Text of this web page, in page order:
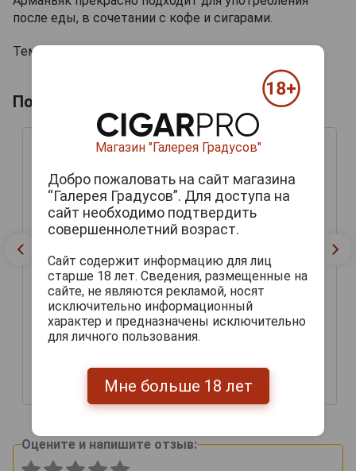
после еды, в сочетании с кофе и сигарами.
Температура подачи 25°С.
Похожие арманьяки
Armagnac Vintage Bas
Armagnac Dartigalongue
1964 years Арманьяк
Винтаж Ба Арманьяк
Дартигалон 1964 года
упаковке
53 016 руб.
Armagnac Vintage Bas
Armagnac Dartigalongue
1964 years Арманьяк
упаковке
74 550 руб.
Оцените и напишите отзыв:
Магазин "Галерея Градусов"
Добро пожаловать на сайт магазина
“Галерея Градусов”. Для доступа на
сайт необходимо подтвердить
совершеннолетний возраст.
Сайт содержит информацию для лиц
старше 18 лет. Сведения, размещенные на
сайте, не являются рекламой, носят
исключительно информационный
характер и предназначены исключительно
для личного пользования.
Мне больше 18 лет